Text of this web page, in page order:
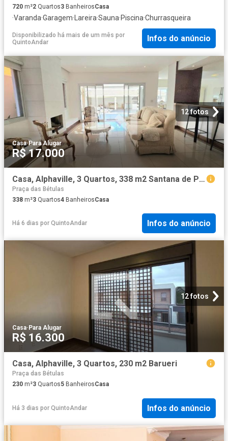
720 m²2 Quartos3 BanheirosCasa
·Varanda·Garagem· Lareira·Sauna·Piscina·Churrasqueira
Disponibilizado há mais de um mês por
QuintoAndar
Infos do anúncio
12 fotos
Casa·Para Alugar
R$ 17.000
Casa, Alphaville, 3 Quartos, 338 m2 Santana de Parnaíba
Praça das Bétulas
338 m²3 Quartos4 BanheirosCasa
Há 6 dias por QuintoAndar Infos do anúncio
12 fotos
Casa· Para Alugar
R$ 16.300
Casa, Alphaville, 3 Quartos, 230 m2 Barueri
Praça das Bétulas
230 m²3 Quartos5 BanheirosCasa
Há 3 dias por QuintoAndar Infos do anúncio